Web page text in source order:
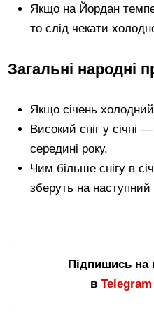
Якщо на Йордан
то слід чекати
Загальні народні
Якщо січень
Високий сніг у січні
середині року.
Чим більше снігу в
зберуть на наступний
Підпишись на
в Telegram